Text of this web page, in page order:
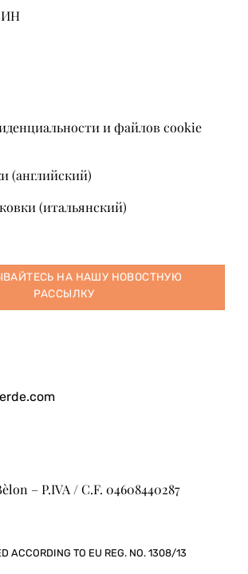
и файлов cookie
(английский)
(итальянский)
НА НАШУ НОВОСТНУЮ
РАССЫЛКУ
– P.IVA / C.F. 04608440287
ACCORDING TO EU REG. NO. 1308/13